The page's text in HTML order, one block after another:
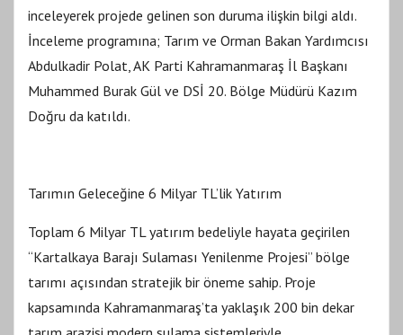
inceleyerek projede gelinen son duruma ilişkin bilgi aldı.
İnceleme programına; Tarım ve Orman Bakan Yardımcısı
Abdulkadir Polat, AK Parti Kahramanmaraş İl Başkanı
Muhammed Burak Gül ve DSİ 20. Bölge Müdürü Kazım
Doğru da katıldı.
Tarımın Geleceğine 6 Milyar TL’lik Yatırım
Toplam 6 Milyar TL yatırım bedeliyle hayata geçirilen
“Kartalkaya Barajı Sulaması Yenilenme Projesi” bölge
tarımı açısından stratejik bir öneme sahip. Proje
kapsamında Kahramanmaraş’ta yaklaşık 200 bin dekar